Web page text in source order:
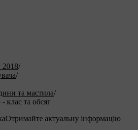
2018/
/
та мастила/
клас та обсяг
Отримайте актуальну інформацію